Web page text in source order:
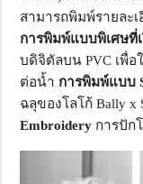
สามารถพิมพ์รายละ
การพิมพ์แบบพิเศษที่
บดิจิตัลบน PVC เพื่
ต่อน้ำ การพิมพ์แบบ
ฉลุของโลโก้ Bally x
Embroidery การปัก